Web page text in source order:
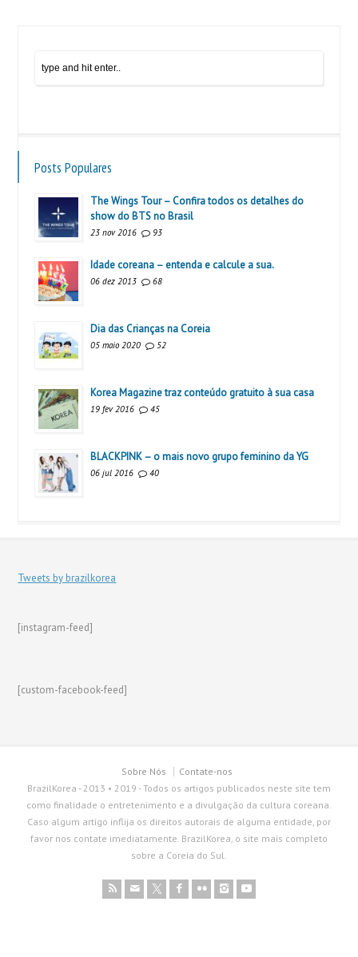
Posts Populares
The Wings Tour – Confira todos os detalhes do
show do BTS no Brasil
23 nov 2016 93
Idade coreana – entenda e calcule a sua.
06 dez 2013 68
Dia das Crianças na Coreia
05 maio 2020 52
Korea Magazine traz conteúdo gratuito à sua casa
19 fev 2016 45
BLACKPINK – o mais novo grupo feminino da YG
06 jul 2016 40
Tweets by brazilkorea
[instagram-feed]
[custom-facebook-feed]
Sobre Nós
Contate-nos
BrazilKorea - 2013 • 2019 - Todos os artigos publicados neste site tem
como finalidade o entretenimento e a divulgação da cultura coreana.
Caso algum artigo inflija os direitos autorais de alguma entidade, por
favor nos contate imediatamente. BrazilKorea, o site mais completo
sobre a Coreia do Sul.